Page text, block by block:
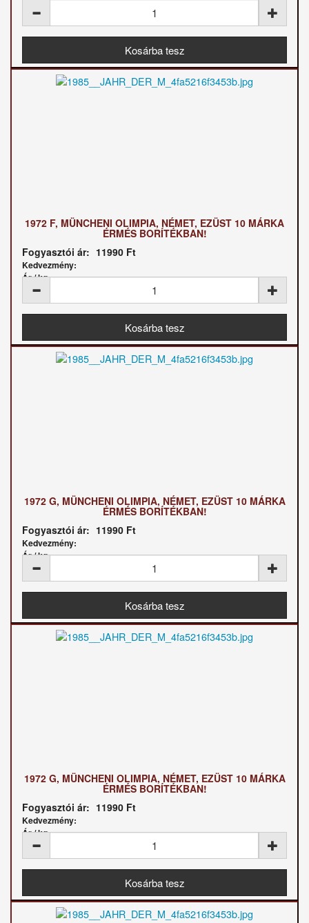
1972 F, MÜNCHENI OLIMPIA, NÉMET, EZÜST 10 MÁRKA
ÉRMÉS BORÍTÉKBAN!
Fogyasztói ár: 11990 Ft
Kedvezmény:
Ár / kg:
1972 G, MÜNCHENI OLIMPIA, NÉMET, EZÜST 10 MÁRKA
ÉRMÉS BORÍTÉKBAN!
Fogyasztói ár: 11990 Ft
Kedvezmény:
Ár / kg:
1972 G, MÜNCHENI OLIMPIA, NÉMET, EZÜST 10 MÁRKA
ÉRMÉS BORÍTÉKBAN!
Fogyasztói ár: 11990 Ft
Kedvezmény:
Ár / kg: